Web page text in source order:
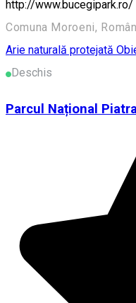
http://www.bucegipark.ro/
Comuna Moroeni,
Arie naturală protejată
Deschis
Parcul Național